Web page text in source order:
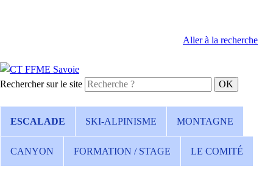
Aller à la recherche
Rechercher sur le site
ESCALADE SKI-ALPINISME MONTAGNE
CANYON FORMATION / STAGE LE COMITÉ